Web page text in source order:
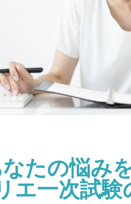
たの悩み
エ一次試験